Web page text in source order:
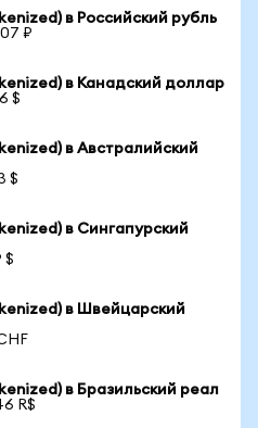
в Российский рубль
₽
в Канадский доллар
$
в Австралийский
$
в Сингапурский
$
в Швейцарский
в Бразильский реал
R$